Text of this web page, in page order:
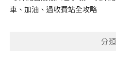
車、加油、過收費站全攻略
分類